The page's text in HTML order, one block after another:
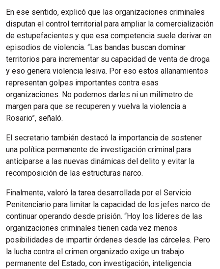
En ese sentido, explicó que las organizaciones criminales
disputan el control territorial para ampliar la comercialización
de estupefacientes y que esa competencia suele derivar en
episodios de violencia. “Las bandas buscan dominar
territorios para incrementar su capacidad de venta de droga
y eso genera violencia lesiva. Por eso estos allanamientos
representan golpes importantes contra esas
organizaciones. No podemos darles ni un milímetro de
margen para que se recuperen y vuelva la violencia a
Rosario”, señaló.
El secretario también destacó la importancia de sostener
una política permanente de investigación criminal para
anticiparse a las nuevas dinámicas del delito y evitar la
recomposición de las estructuras narco.
Finalmente, valoró la tarea desarrollada por el Servicio
Penitenciario para limitar la capacidad de los jefes narco de
continuar operando desde prisión. “Hoy los líderes de las
organizaciones criminales tienen cada vez menos
posibilidades de impartir órdenes desde las cárceles. Pero
la lucha contra el crimen organizado exige un trabajo
permanente del Estado, con investigación, inteligencia